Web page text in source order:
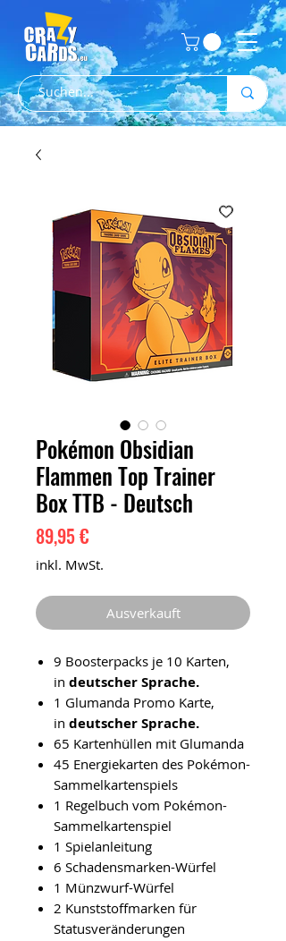
Pokémon Obsidian
Flammen Top Trainer
Box TTB - Deutsch
89,95 €
inkl. MwSt.
Ausverkauft
9 Boosterpacks je 10 Karten,
in deutscher Sprache.
1 Glumanda Promo Karte,
in deutscher Sprache.
65 Kartenhüllen mit Glumanda
45 Energiekarten des Pokémon-
Sammelkartenspiels
1 Regelbuch vom Pokémon-
Sammelkartenspiel
1 Spielanleitung
6 Schadensmarken-Würfel
1 Münzwurf-Würfel
2 Kunststoffmarken für
Statusveränderungen